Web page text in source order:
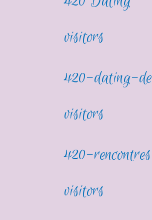
visitors
420-dating-de
visitors
420-rencontres
visitors